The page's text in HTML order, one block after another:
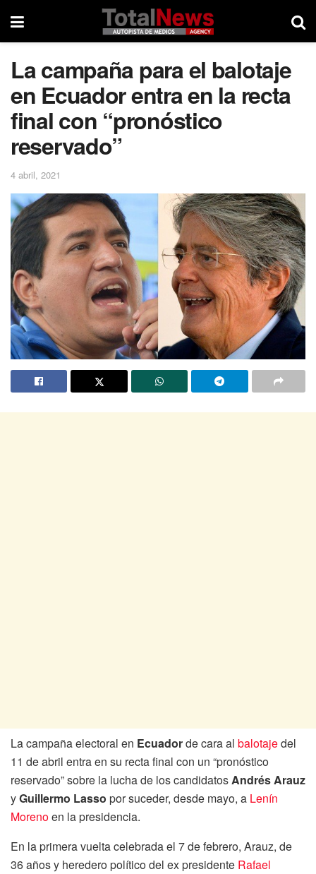
La campaña para el balotaje
en Ecuador entra en la recta
final con “pronóstico
reservado”
4 abril, 2021
La campaña electoral en Ecuadorde cara al balotajedel
11 de abril entra en su recta final con un “pronóstico
reservado” sobre la lucha de los candidatosAndrés Arauz
yGuillermo Lasso por suceder, desde mayo, a Lenín
Morenoen la presidencia.
En la primera vuelta celebrada el 7 de febrero, Arauz, de
36 años y heredero político del ex presidente Rafael